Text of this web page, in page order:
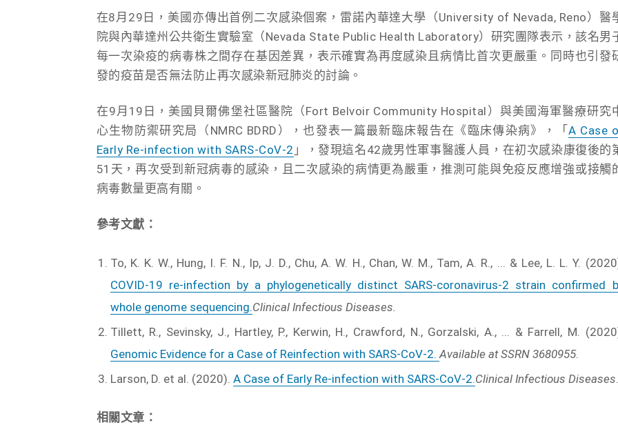
在8月29日，美國亦傳出首例二次感染個案，雷諾內華達大學（University of Nevada, Reno）醫
院與內華達州公共衛生實驗室（Nevada State Public Health Laboratory）研究團隊表示，該名男
每一次染疫的病毒株之間存在基因差異，表示確實為再度感染且病情比首次更嚴重。同時也引發
發的疫苗是否無法防止再次感染新冠肺炎的討論。
在9月19日，美國貝爾佛堡社區醫院（Fort Belvoir Community Hospital）與美國海軍醫療研究
心生物防禦研究局（NMRC BDRD），也發表一篇最新臨床報告在《臨床傳染病》，「A Case
Early Re-infection with SARS-CoV-2 」，發現這名42歲男性軍事醫護人員，在初次感染康復後的
51天，再次受到新冠病毒的感染，且二次感染的病情更為嚴重，推測可能與免疫反應增強或接觸
病毒數量更高有關。
參考文獻：
To, K. K. W., Hung, I. F. N., Ip, J. D., Chu, A. W. H., Chan, W. M., Tam, A. R., ... & Lee, L. L. Y.
COVID-19 re-infection by a phylogenetically distinct SARS-coronavirus-2 strain confirmed
whole genome sequencing.Clinical Infectious Diseases.
Tillett, R., Sevinsky, J., Hartley, P., Kerwin, H., Crawford, N., Gorzalski, A., ... & Farrell, M.
Genomic Evidence for a Case of Reinfection with SARS-CoV-2. Available at SSRN 3680955.
Larson, D. et al. (2020). A Case of Early Re-infection with SARS-CoV-2.Clinical Infectious Diseases
相關文章：